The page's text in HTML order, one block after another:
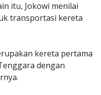
itu, Jokowi menilai
transportasi kereta
kereta pertama
dengan